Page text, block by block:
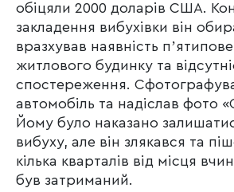
обіцяли 2000 доларів США.
закладення вибухівки він
вразхував наявність
житлового будинку та
спостереження.
автомобіль та надіслав фото
Йому було наказано
вибуху, але він злякався та
кілька кварталів від місця
був затриманий.